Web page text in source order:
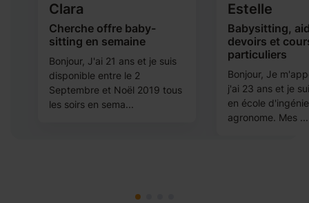
Clara
Cherche offre baby-
sitting en semaine
Bonjour, J'ai 21 ans et je suis
disponible entre le 2
Septembre et Noël 2019 tous
les soirs en sema...
Estelle
Babysitting,
devoirs et
particuliers
Bonjour, Je
j'ai 23 ans et je
en école
agronome. Mes ...